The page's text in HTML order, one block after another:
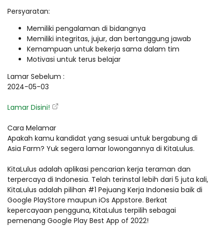
Persyaratan:
Memiliki pengalaman di bidangnya
Memiliki integritas, jujur, dan bertanggung jawab
Kemampuan untuk bekerja sama dalam tim
Motivasi untuk terus belajar
Lamar Sebelum :
2024-05-03
Lamar Disini!
Cara Melamar
Apakah kamu kandidat yang sesuai untuk bergabung di
Asia Farm? Yuk segera lamar lowongannya di KitaLulus.
KitaLulus adalah aplikasi pencarian kerja teraman dan
terpercaya di Indonesia. Telah terinstal lebih dari 5 juta kali,
KitaLulus adalah pilihan #1 Pejuang Kerja Indonesia baik di
Google PlayStore maupun iOs Appstore. Berkat
kepercayaan pengguna, KitaLulus terpilih sebagai
pemenang Google Play Best App of 2022!